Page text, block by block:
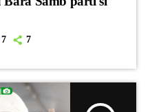
7 7